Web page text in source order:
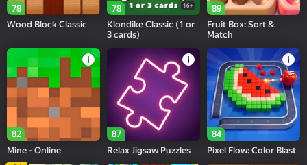
78
Wood Block Classic
78 16+
Klondike Classic (1 or
3 cards)
89
Fruit Box: Sort &
Match
82
Mine - Online
87
Relax Jigsaw Puzzles
84
Pixel Flow: Color Blast